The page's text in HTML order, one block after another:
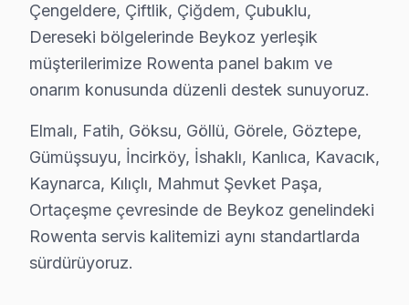
Cumhuriyet Mahallesi'nde Rowenta televizyonunuz
Çamlıbahçe'de Rowenta TV Servisi
Çamlıbahçe Mahallesi'nde Rowenta
Çengeldere'de Rowenta TV Servisi
Çengeldere Mahallesi’nde Rowenta ekran
Çiftlik'te Rowenta TV Servisi
Çiftlik Mahallesi’nde sık rastladığımız Rowenta
Çengeldere, Çiftlik, Çiğdem, Çubuklu,
Dereseki bölgelerinde Beykoz yerleşik
müşterilerimize Rowenta panel bakım ve
onarım konusunda düzenli destek sunuyoruz.
Elmalı, Fatih, Göksu, Göllü, Görele, Göztepe,
Gümüşsuyu, İncirköy, İshaklı, Kanlıca, Kavacık,
Kaynarca, Kılıçlı, Mahmut Şevket Paşa,
Ortaçeşme çevresinde de Beykoz genelindeki
Rowenta servis kalitemizi aynı standartlarda
sürdürüyoruz.